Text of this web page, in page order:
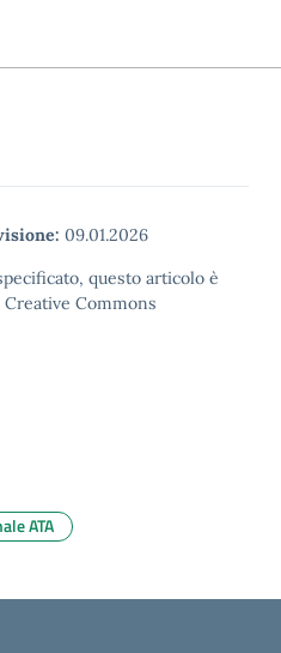
09.01.2026
questo articolo è
Commons
ATA